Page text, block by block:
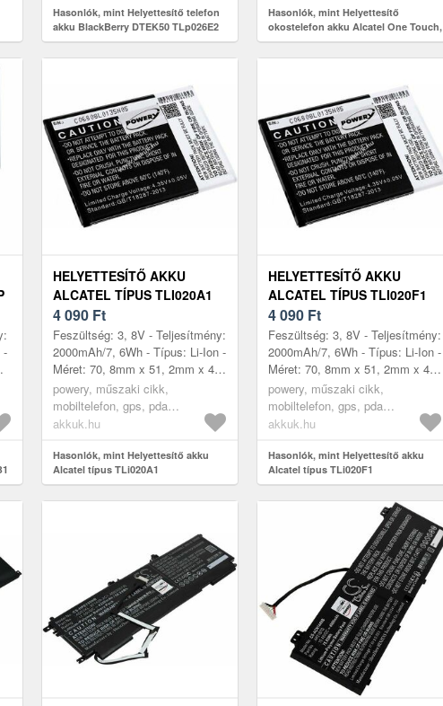
Hasonlók, mint Helyettesítő telefon
akku BlackBerry DTEK50 TLp026E2
2200mAh 8.36Wh 3.8V
Hasonlók, mint Helyettesítő
okostelefon akku Alcatel One Touch,
Idol 4, Blackberry Neon 2200mAh
-
HELYETTESÍTŐ AKKU
ALCATEL TÍPUS TLI020A1
4 090 Ft
Feszültség: 3, 8V - Teljesítmény:
2000mAh/7, 6Wh - Típus: Li-Ion -
Méret: 70, 8mm x 51, 2mm x 4,
7mm - kompatibilis modellek:
ALCATEL 5044D 5044R 5...
powery, műszaki cikk,
mobiltelefon, gps, pda
akkumulátor, töltő
akkuk.hu
Hasonlók, mint Helyettesítő akku
Alcatel típus TLi020A1
HELYETTESÍTŐ AKKU
ALCATEL TÍPUS TLI020F1
4 090 Ft
Feszültség: 3, 8V - Teljesítmény:
2000mAh/7, 6Wh - Típus: Li-Ion -
Méret: 70, 8mm x 51, 2mm x 4,
7mm - kompatibilis modellek:
ALCATEL 5044 5044D 50...
powery, műszaki cikk,
mobiltelefon, gps, pda
akkumulátor, töltő
akkuk.hu
Hasonlók, mint Helyettesítő akku
Alcatel típus TLi020F1